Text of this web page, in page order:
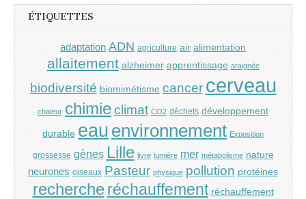
ÉTIQUETTES
adaptation ADN agriculture air alimentation
allaitement alzheimer apprentissage araignée
biodiversité biomimétisme cancer cerveau
chaleur chimieclimat CO2 déchets développement
durable eau environnement Exposition
grossesse gènes Lille livre lumière mer métabolisme nature
neurones oiseaux Pasteur physique pollution protéines
recherche réchauffement réchauffement